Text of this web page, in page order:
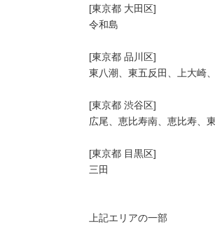
[東京都 大田区]
令和島
[東京都 品川区]
東八潮、東五反田、上大崎
[東京都 渋谷区]
広尾、恵比寿南、恵比寿、
[東京都 目黒区]
三田
上記エリアの一部